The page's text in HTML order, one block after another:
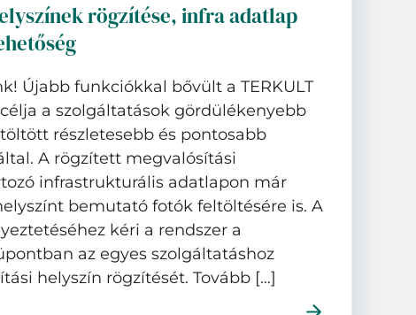
rögzítése, infra adatlap
Újabb funkciókkal bővült a TERKULT
a szolgáltatások gördülékenyebb
részletesebb és pontosabb
A rögzített megvalósítási
infrastrukturális adatlapon már
bemutató fotók feltöltésére is. A
kéri a rendszer a
az egyes szolgáltatáshoz
helyszín rögzítését. Tovább […]